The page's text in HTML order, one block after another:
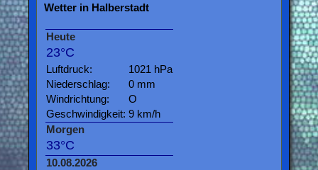
Wetter in Halberstadt
Heute
23°C
Luftdruck:
1021 hPa
Niederschlag:
0 mm
Windrichtung:
O
Geschwindigkeit: 9 km/h
Morgen
33°C
10.08.2026